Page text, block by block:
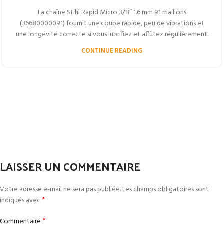
La chaîne Stihl Rapid Micro 3/8″ 1.6 mm 91 maillons
(36680000091) fournit une coupe rapide, peu de vibrations et
une longévité correcte si vous lubrifiez et affûtez régulièrement.
CONTINUE READING
LAISSER UN COMMENTAIRE
Votre adresse e-mail ne sera pas publiée.Les champs obligatoires sont
indiqués avec*
Commentaire*